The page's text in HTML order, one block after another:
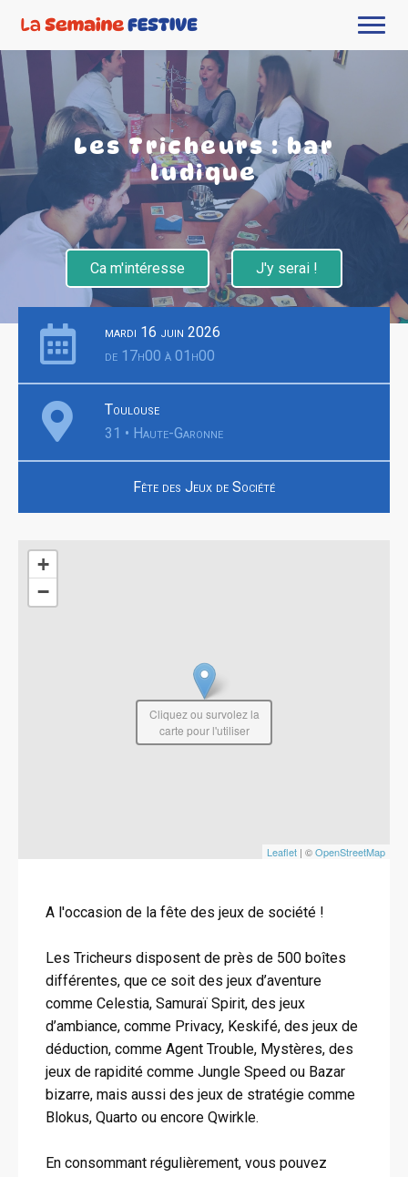
Les Tricheurs : bar
ludique
Ca m'intéresse J'y serai !
mardi 16 juin 2026
de 17h00 à 01h00
Toulouse
31 • Haute-Garonne
Fête des Jeux de Société
+
−
Leaflet | ©OpenStreetMap
Cliquez ou survolez la
carte pour l'utiliser
A l'occasion de la fête des jeux de société !
Les Tricheurs disposent de près de 500 boîtes
différentes, que ce soit des jeux d’aventure
comme Celestia, Samuraï Spirit, des jeux
d’ambiance, comme Privacy, Keskifé, des jeux de
déduction, comme Agent Trouble, Mystères, des
jeux de rapidité comme Jungle Speed ou Bazar
bizarre, mais aussi des jeux de stratégie comme
Blokus, Quarto ou encore Qwirkle.
En consommant régulièrement, vous pouvez